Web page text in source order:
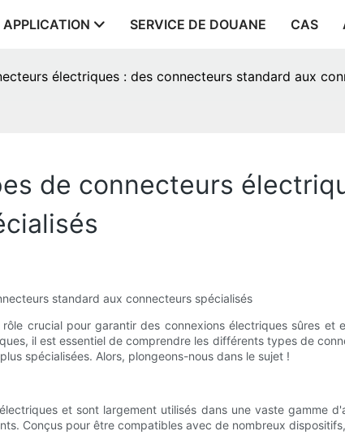
APPLICATION SERVICE DE DOUANE CAS
électriques : des connecteurs standard aux
de connecteurs
standard aux connecteurs spécialisés
crucial pour garantir des connexions électriques sûres
il est essentiel de comprendre les différents types de
spécialisées. Alors, plongeons-nous dans le sujet !
et sont largement utilisés dans une vaste gamme
Conçus pour être compatibles avec de nombreux